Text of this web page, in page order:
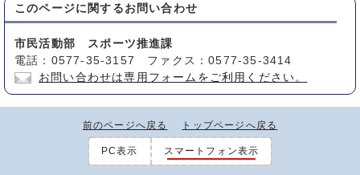
このページに関する お問い合わせ
市民活動部 スポーツ推進課
電話：0577-35-3157 ファクス：0577-35-3414
お問い合わせは専用フォームをご利用ください。
前のページへ戻る トップページへ戻る
PC表示 スマートフォン表示